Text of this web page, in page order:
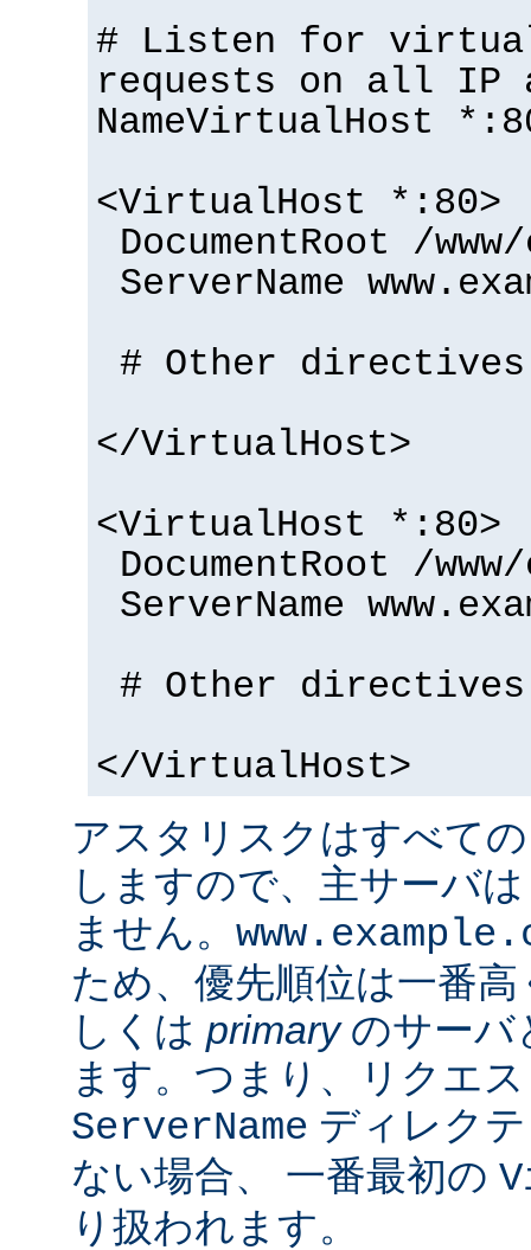
# Listen for
requests on all IP
NameVirtualHost
<VirtualHost *:80>
DocumentRoot /
ServerName
# Other directives
</VirtualHost>
<VirtualHost *:80>
DocumentRoot /
ServerName
# Other directives
</VirtualHost>
アスタリスクはすべて
しますので、主サーバ
ません。
ため、優先順位は一番
しくは primaryのサーバ
ます。つまり、リクエ
ServerName ディレク
ない場合、 一番最初の
り扱われます。